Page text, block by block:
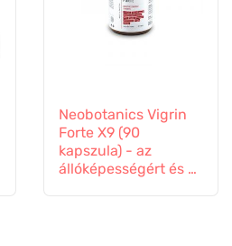
Neobotanics Vigrin
Forte X9 (90
kapszula) - az
állóképességért és a